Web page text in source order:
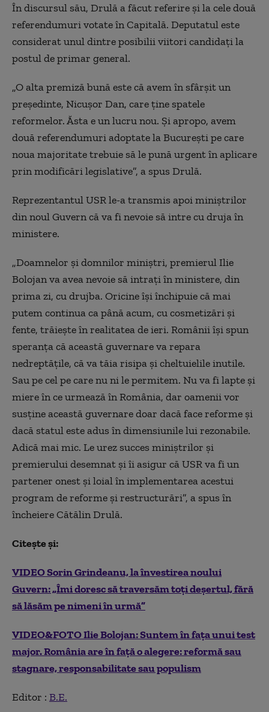
În discursul său, Drulă a făcut referire și la cele două
referendumuri votate în Capitală. Deputatul este
considerat unul dintre posibilii viitori candidați la
postul de primar general.
„O alta premiză bună este că avem în sfârșit un
președinte, Nicușor Dan, care ține spatele
reformelor. Ăsta e un lucru nou. Și apropo, avem
două referendumuri adoptate la București pe care
noua majoritate trebuie să le pună urgent în aplicare
prin modificări legislative”, a spus Drulă.
Reprezentantul USR le-a transmis apoi miniștrilor
din noul Guvern că va fi nevoie să intre cu druja în
ministere.
„Doamnelor și domnilor miniștri, premierul Ilie
Bolojan va avea nevoie să intrați în ministere, din
prima zi, cu drujba. Oricine își închipuie că mai
putem continua ca până acum, cu cosmetizări și
fente, trăiește în realitatea de ieri. Românii își spun
speranța că această guvernare va repara
nedreptățile, că va tăia risipa și cheltuielile inutile.
Sau pe cel pe care nu ni le permitem. Nu va fi lapte și
miere în ce urmează în România, dar oamenii vor
susține această guvernare doar dacă face reforme și
dacă statul este adus în dimensiunile lui rezonabile.
Adică mai mic. Le urez succes miniștrilor și
premierului desemnat și îi asigur că USR va fi un
partener onest și loial în implementarea acestui
program de reforme și restructurări”, a spus în
încheiere Cătălin Drulă.
Citește și:
VIDEO Sorin Grindeanu, la învestirea noului
Guvern: „Îmi doresc să traversăm toţi deşertul, fără
să lăsăm pe nimeni în urmă”
VIDEO&FOTO Ilie Bolojan: Suntem în faţa unui test
major. România are în faţă o alegere: reformă sau
stagnare, responsabilitate sau populism
Editor : B.E.